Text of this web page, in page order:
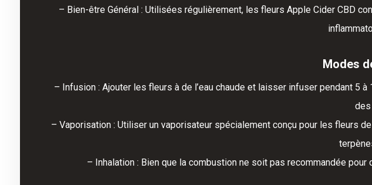
– Bien-être Général : Utilisées régulièrement, les fleurs Apple Cider CBD
Modes
– Infusion : Ajouter les fleurs à de l’eau chaude et laisser infuser pendant 5
des
– Vaporisation : Utiliser un vaporisateur spécialement conçu pour les fleurs
– Inhalation : Bien que la combustion ne soit pas recommandée